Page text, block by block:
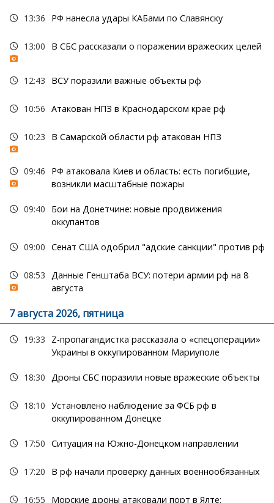
13:36 РФ нанесла удары КАБами по Славянску
13:00 В СБС рассказали о поражении вражеских целей
12:43 ВСУ поразили важные объекты рф
10:56 Атакован НПЗ в Краснодарском крае рф
10:23 В Самарской области рф атакован НПЗ
09:46
РФ атаковала Киев и область: есть погибшие,
возникли масштабные пожары
09:40
Бои на Донетчине: новые продвижения
оккупантов
09:00 Сенат США одобрил "адские санкции" против рф
08:53 Данные Генштаба ВСУ: потери армии рф на 8
августа
7 августа 2026, пятница
19:33
Z-пропагандистка рассказала о «спецоперации»
Украины в оккупированном Мариуполе
18:30 Дроны СБС поразили новые вражеские объекты
18:10 Установлено наблюдение за ФСБ рф в
оккупированном Донецке
17:50 Ситуация на Южно-Донецком направлении
17:20 В рф начали проверку данных военнообязанных
16:55 Морские дроны атаковали порт в Ялте: